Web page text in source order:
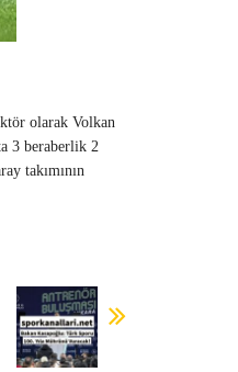
olarak Volkan
3 beraberlik 2
takımının